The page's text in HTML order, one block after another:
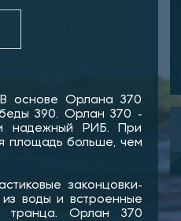
основе Орлана 370
390. Орлан 370 -
и надежный РИБ. При
площадь больше, чем
законцовки-
воды и встроенные
транца. Орлан 370